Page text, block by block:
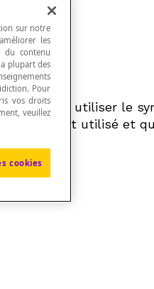
premier à utiliser le
utilisé et
sur notre
les
du contenu
plupart des
Pour
vos droits
veuillez
cookies